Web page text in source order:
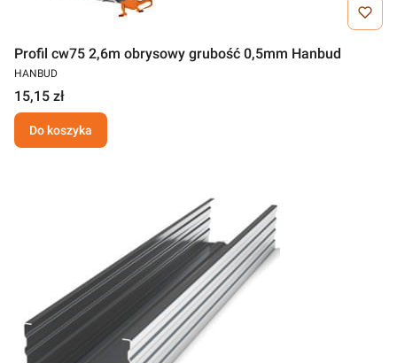
Profil cw75 2,6m obrysowy grubość 0,5mm Hanbud
HANBUD
15,15 zł
Do koszyka